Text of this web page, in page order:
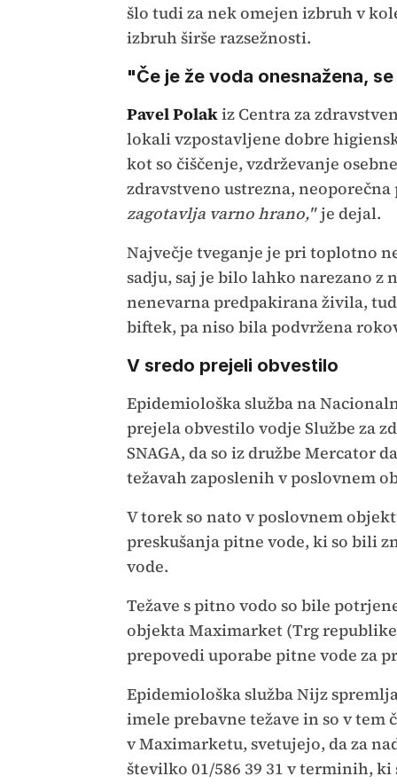
šlo tudi za nek omejen izbruh v
izbruh širše razsežnosti.
"Če je že voda onesnažena,
Pavel Polakiz Centra za
lokali vzpostavljene dobre
kot so čiščenje, vzdrževanje
zdravstveno ustrezna, neoporečna
zagotavlja varno hrano,"je dejal.
Največje tveganje je pri toplotno
sadju, saj je bilo lahko narezano z
nenevarna predpakirana živila,
biftek, pa niso bila podvržena
V sredo prejeli obvestilo
Epidemiološka služba na
prejela obvestilo vodje Službe za
SNAGA, da so iz družbe Mercator
težavah zaposlenih v poslovnem
V torek so nato v poslovnem
preskušanja pitne vode, ki so bili
vode.
Težave s pitno vodo so bile
objekta Maximarket (Trg
prepovedi uporabe pitne vode za
Epidemiološka služba Nijz
imele prebavne težave in so v
v Maximarketu, svetujejo, da za
številko 01/586 39 31 v terminih,